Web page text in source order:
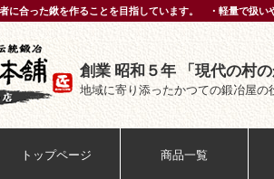
に合った鍬を作ることを目指しています。 ・軽量で扱
創業 昭和５年 「現代の村
地域に寄り添ったかつての鍛冶屋
トップページ 商品一覧